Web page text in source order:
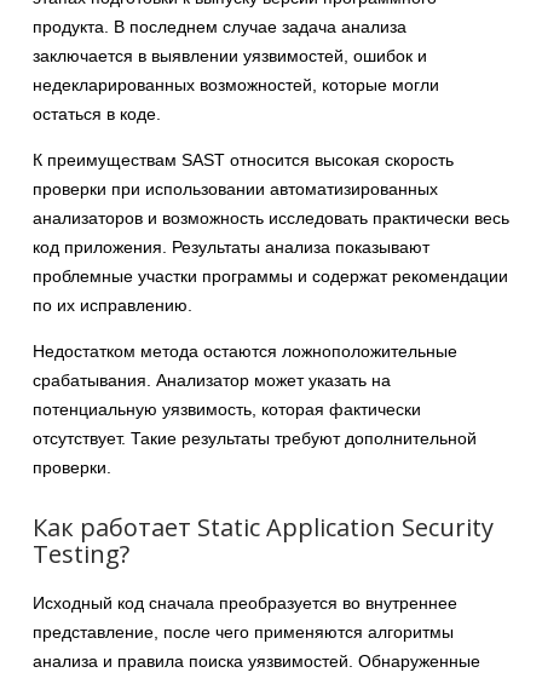
продукта. В последнем случае задача анализа
заключается в выявлении уязвимостей, ошибок и
недекларированных возможностей, которые могли
остаться в коде.
К преимуществам SAST относится высокая скорость
проверки при использовании автоматизированных
анализаторов и возможность исследовать практически весь
код приложения. Результаты анализа показывают
проблемные участки программы и содержат рекомендации
по их исправлению.
Недостатком метода остаются ложноположительные
срабатывания. Анализатор может указать на
потенциальную уязвимость, которая фактически
отсутствует. Такие результаты требуют дополнительной
проверки.
Как работает Static Application Security
Testing?
Исходный код сначала преобразуется во внутреннее
представление, после чего применяются алгоритмы
анализа и правила поиска уязвимостей. Обнаруженные